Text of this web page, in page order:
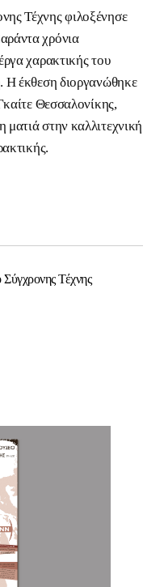
Τέχνης φιλοξένησε
χρόνια
χαρακτικής του
Η έκθεση διοργανώθηκε
Θεσσαλονίκης,
στην καλλιτεχνική
Τέχνης